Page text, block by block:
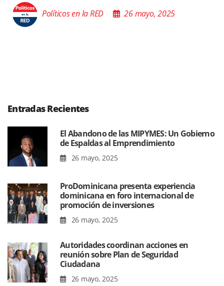
Políticos en la RED 26 mayo, 2025
Entradas Recientes
El Abandono de las MIPYMES: Un Gobierno
de Espaldas al Emprendimiento
26 mayo, 2025
ProDominicana presenta experiencia
dominicana en foro internacional de
promoción de inversiones
26 mayo, 2025
Autoridades coordinan acciones en
reunión sobre Plan de Seguridad
Ciudadana
26 mayo, 2025